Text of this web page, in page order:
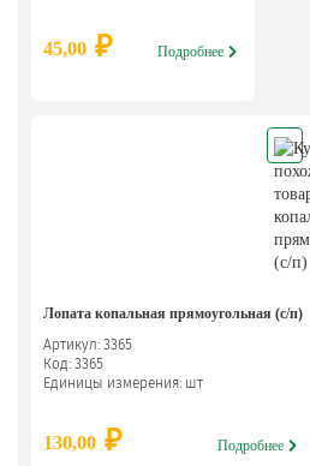
45,00 ₽ Подробнее
Лопата копальная прямоугольная (с/п)
Артикул: 3365
Код: 3365
Единицы измерения: шт
130,00 ₽ Подробнее